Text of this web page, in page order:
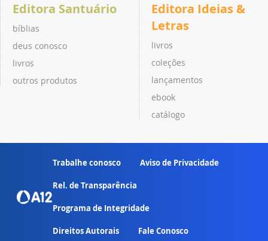
Editora Santuário
bíblias
deus conosco
livros
outros produtos
Editora Ideias &
Letras
livros
coleções
lançamentos
ebook
catálogo
Trabalhe conosco Aviso de Privacidade
Rel. de Transparência
Programa de Integridade
Direitos Autorais Fale Conosco